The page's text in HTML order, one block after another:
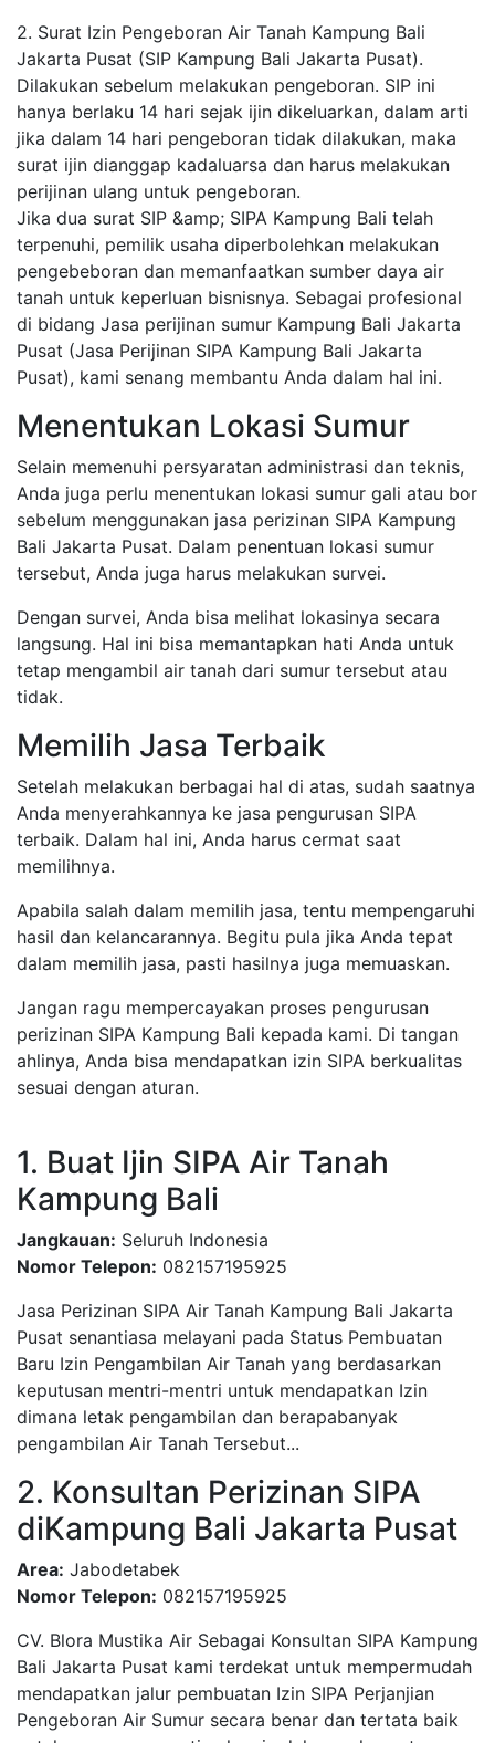
2. Surat Izin Pengeboran Air Tanah Kampung Bali
Jakarta Pusat (SIP Kampung Bali Jakarta Pusat).
Dilakukan sebelum melakukan pengeboran. SIP ini
hanya berlaku 14 hari sejak ijin dikeluarkan, dalam arti
jika dalam 14 hari pengeboran tidak dilakukan, maka
surat ijin dianggap kadaluarsa dan harus melakukan
perijinan ulang untuk pengeboran.
Jika dua surat SIP &amp; SIPA Kampung Bali telah
terpenuhi, pemilik usaha diperbolehkan melakukan
pengebeboran dan memanfaatkan sumber daya air
tanah untuk keperluan bisnisnya. Sebagai profesional
di bidang Jasa perijinan sumur Kampung Bali Jakarta
Pusat (Jasa Perijinan SIPA Kampung Bali Jakarta
Pusat), kami senang membantu Anda dalam hal ini.
Menentukan Lokasi Sumur
Selain memenuhi persyaratan administrasi dan teknis,
Anda juga perlu menentukan lokasi sumur gali atau bor
sebelum menggunakan jasa perizinan SIPA Kampung
Bali Jakarta Pusat. Dalam penentuan lokasi sumur
tersebut, Anda juga harus melakukan survei.
Dengan survei, Anda bisa melihat lokasinya secara
langsung. Hal ini bisa memantapkan hati Anda untuk
tetap mengambil air tanah dari sumur tersebut atau
tidak.
Memilih Jasa Terbaik
Setelah melakukan berbagai hal di atas, sudah saatnya
Anda menyerahkannya ke jasa pengurusan SIPA
terbaik. Dalam hal ini, Anda harus cermat saat
memilihnya.
Apabila salah dalam memilih jasa, tentu mempengaruhi
hasil dan kelancarannya. Begitu pula jika Anda tepat
dalam memilih jasa, pasti hasilnya juga memuaskan.
Jangan ragu mempercayakan proses pengurusan
perizinan SIPA Kampung Bali kepada kami. Di tangan
ahlinya, Anda bisa mendapatkan izin SIPA berkualitas
sesuai dengan aturan.
1. Buat Ijin SIPA Air Tanah
Kampung Bali
Jangkauan: Seluruh Indonesia
Nomor Telepon: 082157195925
Jasa Perizinan SIPA Air Tanah Kampung Bali Jakarta
Pusat senantiasa melayani pada Status Pembuatan
Baru Izin Pengambilan Air Tanah yang berdasarkan
keputusan mentri-mentri untuk mendapatkan Izin
dimana letak pengambilan dan berapabanyak
pengambilan Air Tanah Tersebut...
2. Konsultan Perizinan SIPA
diKampung Bali Jakarta Pusat
Area: Jabodetabek
Nomor Telepon: 082157195925
CV. Blora Mustika Air Sebagai Konsultan SIPA Kampung
Bali Jakarta Pusat kami terdekat untuk mempermudah
mendapatkan jalur pembuatan Izin SIPA Perjanjian
Pengeboran Air Sumur secara benar dan tertata baik